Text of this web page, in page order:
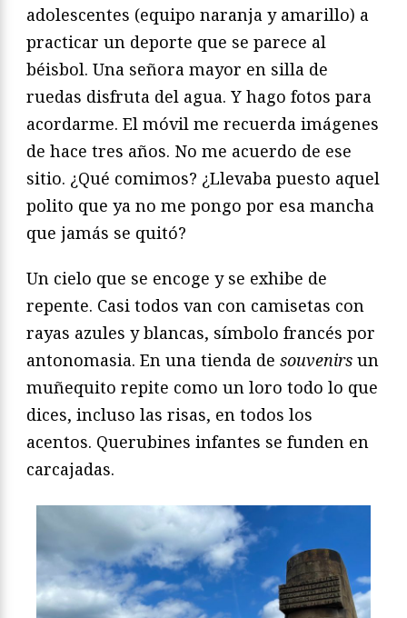
adolescentes (equipo naranja y amarillo) a
practicar un deporte que se parece al
béisbol. Una señora mayor en silla de
ruedas disfruta del agua. Y hago fotos para
acordarme. El móvil me recuerda imágenes
de hace tres años. No me acuerdo de ese
sitio. ¿Qué comimos? ¿Llevaba puesto aquel
polito que ya no me pongo por esa mancha
que jamás se quitó?
Un cielo que se encoge y se exhibe de
repente. Casi todos van con camisetas con
rayas azules y blancas, símbolo francés por
antonomasia. En una tienda de souvenirs un
muñequito repite como un loro todo lo que
dices, incluso las risas, en todos los
acentos. Querubines infantes se funden en
carcajadas.